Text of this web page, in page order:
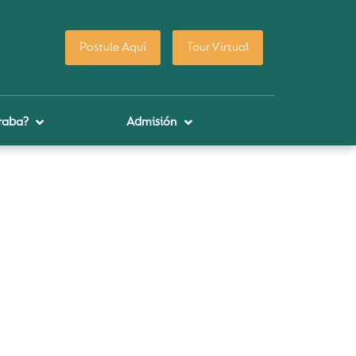
Postule Aquí Tour Virtual
Admisión